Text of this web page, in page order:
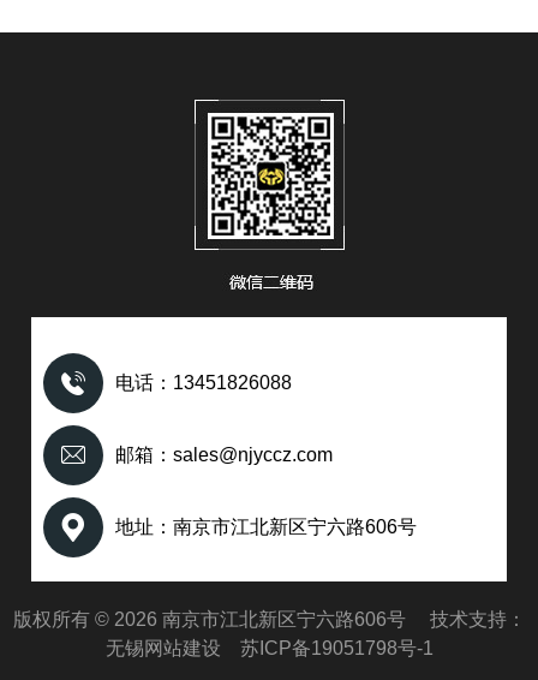
电话：13451826088
邮箱：sales@njyccz.com
地址：南京市江北新区宁六路606号
版权所有 © 2026 南京市江北新区宁六路606号 技术支持：
无锡网站建设
苏ICP备19051798号-1